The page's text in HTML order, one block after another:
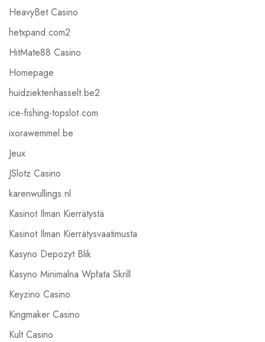
HeavyBet Casino
hetxpand.com2
HitMate88 Casino
Homepage
huidziektenhasselt.be2
ice-fishing-topslot.com
ixorawemmel.be
Jeux
JSlotz Casino
karenwullings.nl
Kasinot Ilman Kierrätystä
Kasinot Ilman Kierrätysvaatimusta
Kasyno Depozyt Blik
Kasyno Minimalna Wpłata Skrill
Keyzino Casino
Kingmaker Casino
Kult Casino